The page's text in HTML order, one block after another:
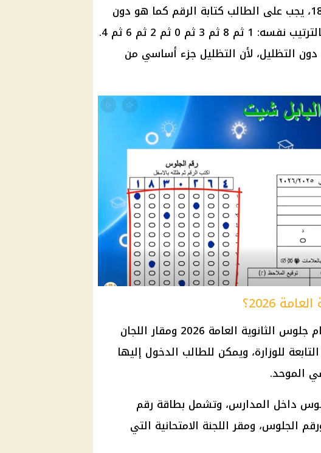
فإذا كان رقم الجلوس مثلًا 1830264، يجب على الطالب كتابة الرقم كما هو دون
حذف أو إضافة، ثم تظليل الأرقام بالترتيب نفسه: 1 ثم 8 ثم 3 ثم 0 ثم 2 ثم 6 ثم 4.
دون التظليل، لأن التظليل جزء أساسي من
2026؟
أعلنت وزارة التربية والتعليم أن أرقام جلوس الثانوية العامة 2026 ومقار اللجان
للوزارة، ويمكن للطالب الدخول إليها
الموحد.
داخل المدارس، وتشمل بطاقة رقم
الجلوس، ومقر اللجنة الامتحانية التي